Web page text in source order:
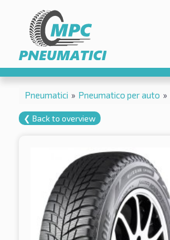
Pneumatici » Pneumatico per auto »
❮ Back to overview